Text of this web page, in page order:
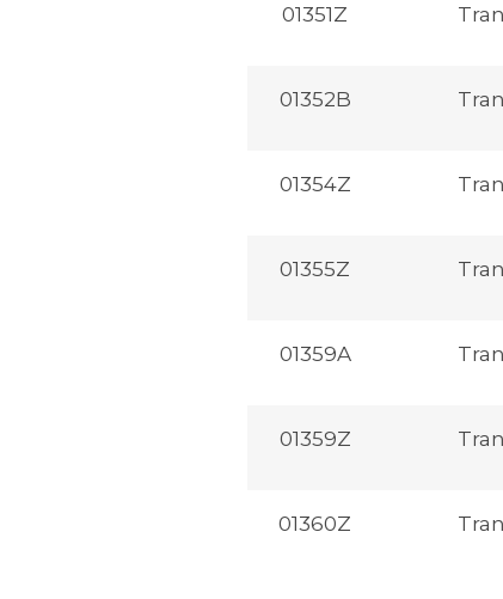
01351Z
01352B
01354Z
01355Z
01359A
01359Z
01360Z